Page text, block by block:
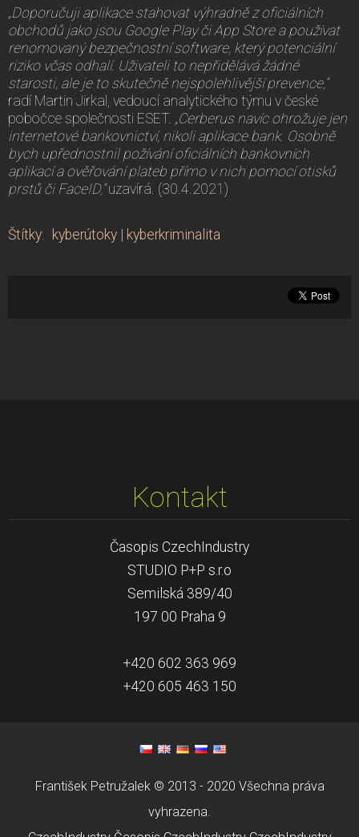
„Doporučuji aplikace stahovat výhradně z oficiálních
obchodů jako jsou Google Play či App Store a používat
renomovaný bezpečnostní software, který potenciální
riziko včas odhalí. Uživateli to nepřidělává žádné
starosti, ale je to skutečně nejspolehlivější prevence,“
radí Martin Jirkal, vedoucí analytického týmu v české
pobočce společnosti ESET. „Cerberus navíc ohrožuje jen
internetové bankovnictví, nikoli aplikace bank. Osobně
bych upřednostnil požívání oficiálních bankovních
aplikací a ověřování plateb přímo v nich pomocí otisků
prstů či FaceID,“uzavírá. (30.4.2021)
Štítky: kyberútoky | kyberkriminalita
Kontakt
Časopis CzechIndustry
STUDIO P+P s.r.o
Semilská 389/40
197 00 Praha 9
+420 602 363 969
+420 605 463 150
František Petružalek © 2013 - 2020 Všechna práva
vyhrazena.